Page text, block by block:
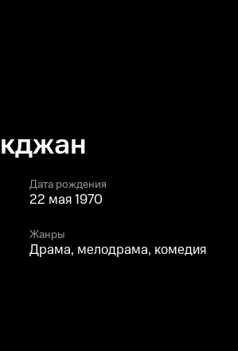
Дата рождения
22 мая 1970
Жанры
Драма, мелодрама, комедия